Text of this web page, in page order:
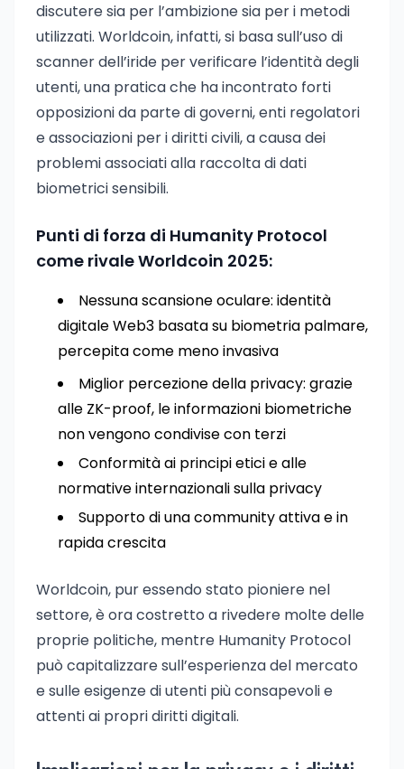
discutere sia per l’ambizione sia per i metodi
utilizzati. Worldcoin, infatti, si basa sull’uso di
scanner dell’iride per verificare l’identità degli
utenti, una pratica che ha incontrato forti
opposizioni da parte di governi, enti regolatori
e associazioni per i diritti civili, a causa dei
problemi associati alla raccolta di dati
biometrici sensibili.
Punti di forza di Humanity Protocol
come rivale Worldcoin 2025:
Nessuna scansione oculare: identità
digitale Web3 basata su biometria palmare,
percepita come meno invasiva
Miglior percezione della privacy: grazie
alle ZK-proof, le informazioni biometriche
non vengono condivise con terzi
Conformità ai principi etici e alle
normative internazionali sulla privacy
Supporto di una community attiva e in
rapida crescita
Worldcoin, pur essendo stato pioniere nel
settore, è ora costretto a rivedere molte delle
proprie politiche, mentre Humanity Protocol
può capitalizzare sull’esperienza del mercato
e sulle esigenze di utenti più consapevoli e
attenti ai propri diritti digitali.